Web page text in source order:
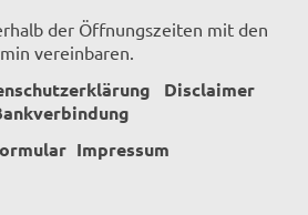
der Öffnungszeiten mit den
vereinbaren.
Disclaimer
Impressum